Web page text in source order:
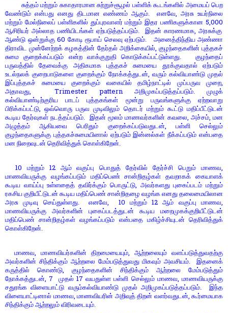
சுத்தம் மற்றும் சுகாதாரமான சுற்றுச்சூழல் பள்ளிக் கூடங்களில் அமையப் பெற
வேண்டும் என்பது எனது திடமான எண்ணம் ஆகும். எனவே, அரசு உயர்நிலை
மற்றும் மேல்நிலைப் பள்ளிகளில் துப்புரவாளர் மற்றும் இதர பணிகளுக்கான 5,000
ஆசிரியர் அல்லாத பணியிடங்கள் ஏற்படுத்தப்படும். இதன் காரணமாக, அரசுக்கு
ஆண்டு ஒன்றுக்கு 60 கோடி ரூபாய் செலவு ஏற்படும். அனைத்திந்திய அண்ணா
திராவிட முன்னேற்றக் கழகத்தின் தேர்தல் அறிக்கையில், குழந்தைகளின் புத்தகச்
சுமை குறைக்கப்படும் என்ற வாக்குறுதி கொடுக்கப்பட்டுள்ளது. குழந்தைப்
பருவத்தில் தேவைக்கு அதிகமாக புத்தகச் சுமையை தூக்குவதால் ஏற்படும்
உடல்நலக் குறைபாடுகளை குறைக்கும் நோக்கத்துடன், வரும் கல்வியாண்டு முதல்
இப்புத்தகச் சுமையை குறைக்கும் வகையில் தமிழ்நாட்டில் முப்பருவ முறை,
அதாவது, Trimester pattern
அறிமுகப்படுத்தப்படும். முழுக்
கல்வியாண்டிற்குரிய பாடப் புத்தகங்கள் மூன்று பருவங்களுக்கு ஏற்றவாறு
பிரிக்கப்பட்டு,ஒவ்வொரு பருவ முடிவிலும் தொடர் மற்றும் கூட்டு மதிப்பீட்டுடன்
கூடிய தேர்வுகள் நடத்தப்படும். இதன் மூலம் மாணவர்களின் கவலை, அச்சம்,மன
அழுத்தம் ஆகியவை பெரிதும் குறைக்கப்படுவதுடன்,
பள்ளி செல்லும்
குழந்தைகளுக்கு புத்தகச்சுமையினால் ஏற்படும் இன்னல்கள் நீக்கப்படும் என்பதை
மன நிறைவுடன் தெரிவித்துக் கொள்கிறேன்.
10 மற்றும் 12ஆம் வகுப்பு பொதுத் தேர்வில் தேர்ச்சி பெறும் மாணவ,
மாணவியருக்கு வழங்கப்படும் மதிப்பெண் சான்றிதழ்கள் தவறாகக் கையாளக்
கூடிய வாய்ப்பு உள்ளதைத் தவிர்க்கும் பொருட்டு, அவர்களது புகைப்படம் மற்றும்
ரகசிய குறியீட்டுடன் கூடிய மதிப்பெண் சான்றிதழை வழங்க எனது தலைமையிலான
அரசு முடிவு செய்துள்ளது. எனவே, 10 மற்றும்12 ஆம் வகுப்பு மாணவ,
மாணவியருக்கு அவர்களின் புகைப்படத்துடன் கூடிய மறைமுகக்குறியீட்டுடன்
மதிப்பெண் சான்றிதழ்கள் வழங்கப்படும் என்பதை மகிழ்ச்சியுடன் தெரிவித்துக்
கொள்கிறேன்.
மாணவ, மாணவியர்களின் திறமையையும், ஆற்றலையும் வளப்படுத்துவதற்கு
அவர்களின் சிந்திக்கும் ஆற்றலை மேம்படுத்துவது மிகவும் அவசியம். இதனைக்
கருத்தில் கொண்டு, குழந்தைகளின் சிந்திக்கும் ஆற்றலை மேம்படுத்தும்
நோக்கத்துடன், 7 முதல் 17 வயதுள்ள பள்ளி செல்லும் மாணவ,மாணவியருக்கு
சதுரங்க விளையாட்டு வரும்கல்வியாண்டு முதல் அறிமுகப்படுத்தப்படும். இந்த
விளையாட்டினால் மாணவ, மாணவியரின் அறிவுத் திறன் வளர்வதுடன், கூர்மையாக
சிந்திக்கும் ஆற்றலும் விரிவடையும்.